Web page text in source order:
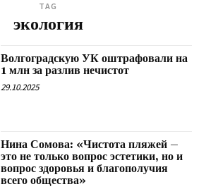
TAG
экология
Волгоградскую УК оштрафовали на
1 млн за разлив нечистот
29.10.2025
Нина Сомова: «Чистота пляжей –
это не только вопрос эстетики, но и
вопрос здоровья и благополучия
всего общества»